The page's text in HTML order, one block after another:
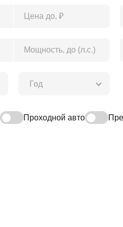
Год
Проходной авто